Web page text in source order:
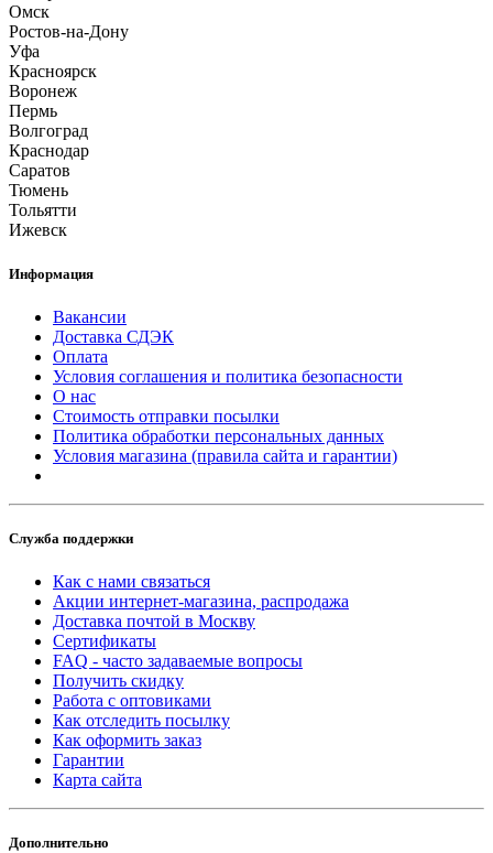
Омск
Ростов-на-Дону
Уфа
Красноярск
Воронеж
Пермь
Волгоград
Краснодар
Саратов
Тюмень
Тольятти
Ижевск
Информация
Вакансии
Доставка СДЭК
Оплата
Условия соглашения и политика безопасности
О нас
Стоимость отправки посылки
Политика обработки персональных данных
Условия магазина (правила сайта и гарантии)
Служба поддержки
Как с нами связаться
Акции интернет-магазина, распродажа
Доставка почтой в Москву
Сертификаты
FAQ - часто задаваемые вопросы
Получить скидку
Работа с оптовиками
Как отследить посылку
Как оформить заказ
Гарантии
Карта сайта
Дополнительно